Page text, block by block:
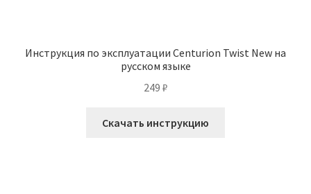
Инструкция по эксплуатации Centurion Twist New на
русском языке
249 ₽
Скачать инструкцию